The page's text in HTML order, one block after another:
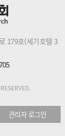
179호(세기호텔 3
관리자 로그인